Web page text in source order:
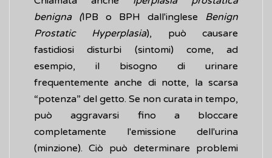
benigna (IPB o BPH dall'inglese Benign
Prostatic Hyperplasia), può causare
fastidiosi disturbi (sintomi) come, ad
esempio, il bisogno di urinare
frequentemente anche di notte, la scarsa
“potenza” del getto. Se non curata in tempo,
può aggravarsi fino a bloccare
completamente l'emissione dell'urina
(minzione). Ciò può determinare problemi